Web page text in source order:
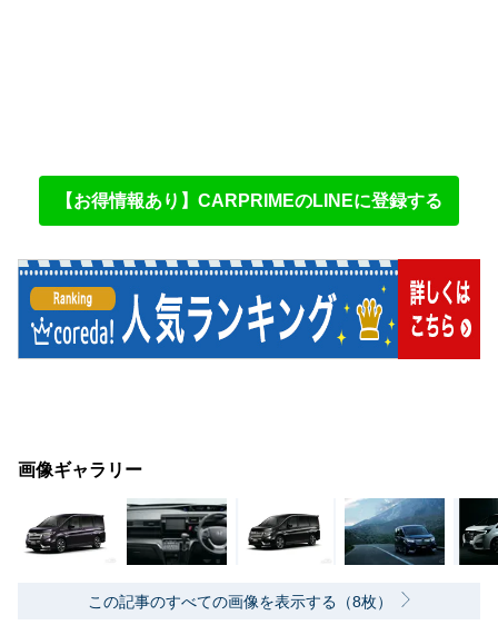
【お得情報あり】CARPRIMEのLINEに登録する
画像ギャラリー
この記事のすべての画像を表示する（8枚）